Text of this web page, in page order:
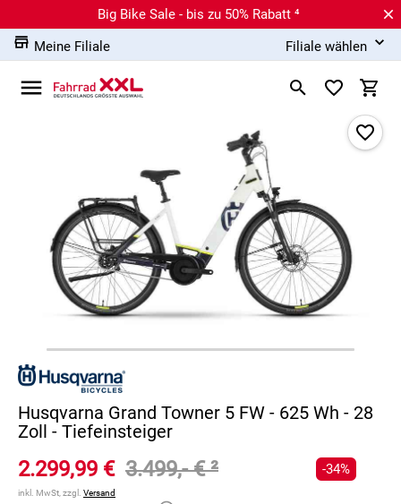
Big Bike Sale - bis zu 50% Rabatt ⁴
Meine Filiale
Filiale wählen
Husqvarna Grand Towner 5 FW - 625 Wh - 28
Zoll - Tiefeinsteiger
2.299,99 € 3.499,- €²
inkl. MwSt, zzgl. Versand
-34%